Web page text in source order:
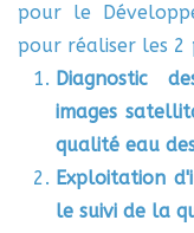
pour le
pour réaliser les 2
Diagnostic
images
qualité eau
Exploitation
le suivi de la